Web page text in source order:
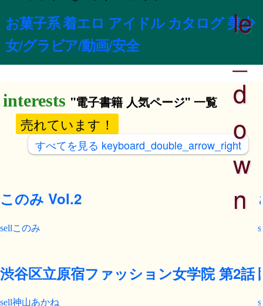
お菓子系 着エロ アイドル カタログ 美少
女/グラビア/動画/安全
le
_
d
o
w
n
"電子書籍 人気ページ" 一覧
売れています！
すべてを見る keyboard_double_arrow_right
このみ Vol.2
このみ
渋谷区立原宿ファッション女学院 第2話
神山あかね